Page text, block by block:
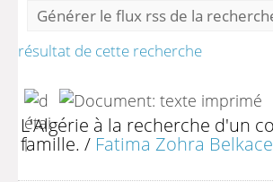
Générer le flux rss de la
résultat de cette recherche
L'Algérie à la recherche d'un
famille. / Fatima Zohra